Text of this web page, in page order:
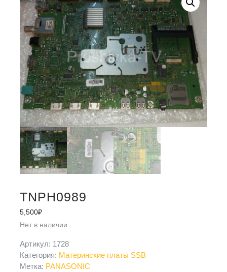
TNPH0989
5,500₽
Нет в наличии
Артикул: 1728
Категория: Материнские платы SSB
Метка: PANASONIC